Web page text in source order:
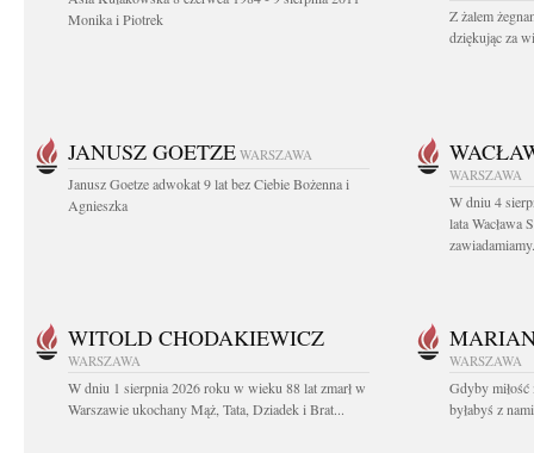
Monika i Piotrek
Z żalem
dziękując za
JANUSZ GOETZE WARSZAWA
Janusz Goetze adwokat 9 lat bez Ciebie Bożenna i
Agnieszka
WARSZAWA
W dniu 4
lata Wacława
WITOLD CHODAKIEWICZ
WARSZAWA
W dniu 1 sierpnia 2026 roku w wieku 88 lat zmarł w
Warszawie ukochany Mąż, Tata, Dziadek i Brat...
WARSZAWA
Gdyby miłość
byłabyś z